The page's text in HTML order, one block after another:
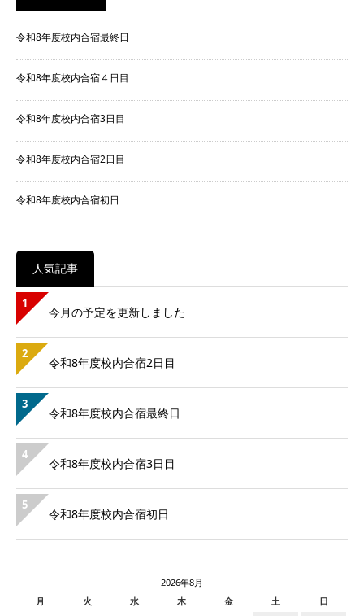
令和8年度校内合宿最終日
令和8年度校内合宿４日目
令和8年度校内合宿3日目
令和8年度校内合宿2日目
令和8年度校内合宿初日
人気記事
1
今月の予定を更新しました
2
令和8年度校内合宿2日目
3
令和8年度校内合宿最終日
4
令和8年度校内合宿3日目
5
令和8年度校内合宿初日
2026年8月
月
火 水 木 金 土 日